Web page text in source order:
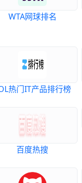
WTA网球排名
热门IT产品排行榜
百度热搜